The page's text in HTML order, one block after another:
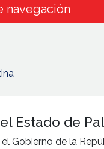
navegación
Estado de
Gobierno de la